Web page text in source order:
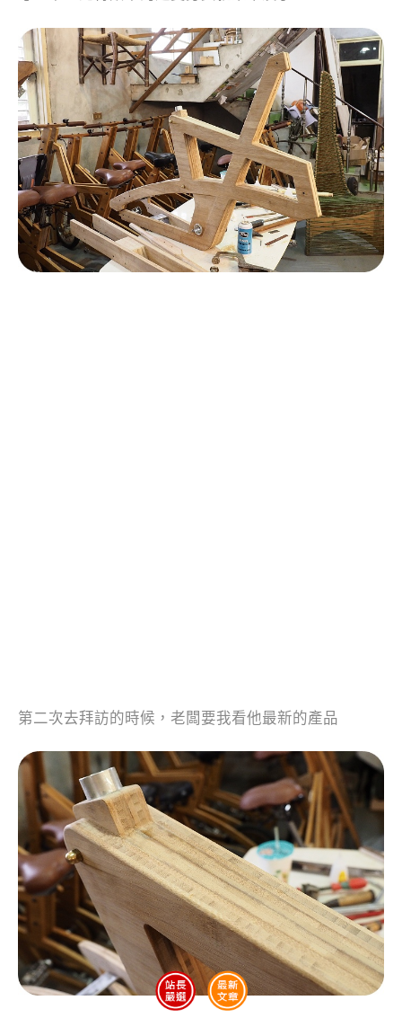
第二次去拜訪的時候，老闆要我看他最新的產品